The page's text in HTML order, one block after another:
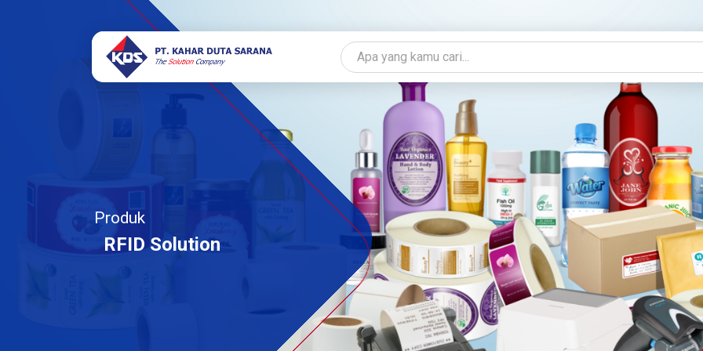
Produk
RFID Solution